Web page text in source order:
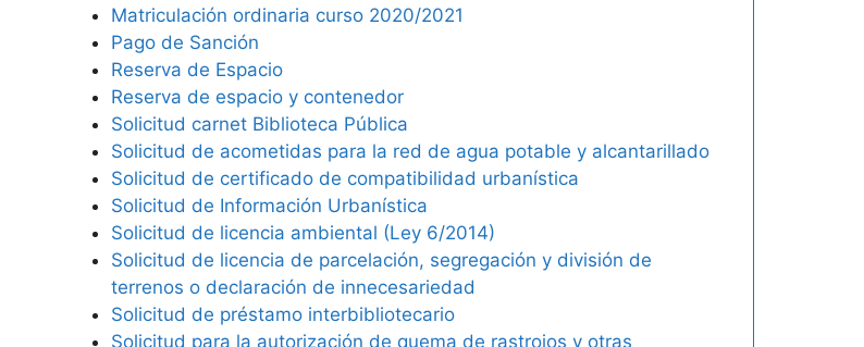
Matriculación ordinaria curso 2020/2021
Pago de Sanción
Reserva de Espacio
Reserva de espacio y contenedor
Solicitud carnet Biblioteca Pública
Solicitud de acometidas para la red de agua potable y alcantarillado
Solicitud de certificado de compatibilidad urbanística
Solicitud de Información Urbanística
Solicitud de licencia ambiental (Ley 6/2014)
Solicitud de licencia de parcelación, segregación y división de
terrenos o declaración de innecesariedad
Solicitud de préstamo interbibliotecario
Solicitud para la autorización de quema de rastrojos y otras